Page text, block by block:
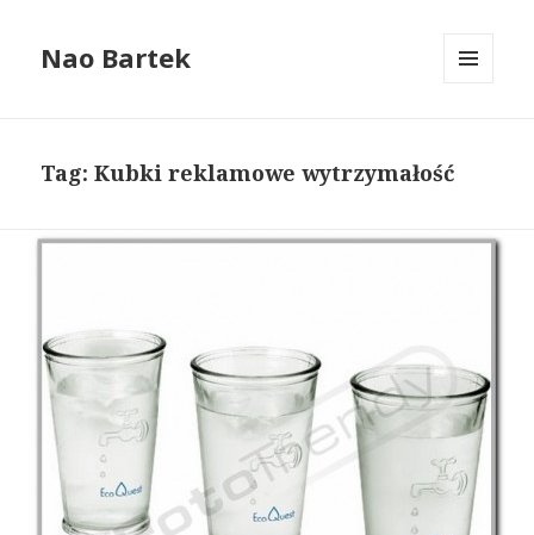
Nao Bartek
Tag: Kubki reklamowe wytrzymałość